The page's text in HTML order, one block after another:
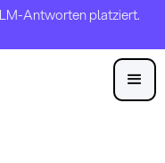
Antworten platziert.